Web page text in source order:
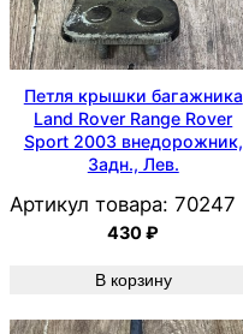
Петля крышки багажника
Land Rover Range Rover
Sport 2003 внедорожник,
Задн., Лев.
Артикул товара: 70247
430₽
В корзину